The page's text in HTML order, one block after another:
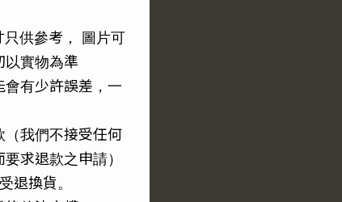
供參考， 圖片可
以實物為準
會有少許誤差，一
（我們不接受任何
求退款之申請）
退換貨。